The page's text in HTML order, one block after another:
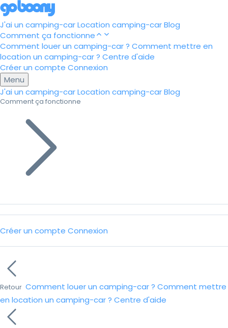
J'ai un camping-carLocation camping-carBlog
Comment ça fonctionne
Comment louer un camping-car ? Comment mettre en
location un camping-car ? Centre d'aide
Créer un compte Connexion
Menu
J'ai un camping-carLocation camping-carBlog
Comment ça fonctionne
Créer un compte Connexion
Retour Comment louer un camping-car ? Comment mettre
en location un camping-car ? Centre d'aide